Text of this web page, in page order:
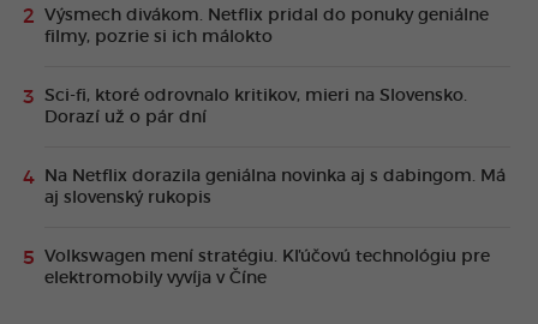
Výsmech divákom. Netflix pridal do ponuky geniálne
filmy, pozrie si ich málokto
Sci-fi, ktoré odrovnalo kritikov, mieri na Slovensko.
Dorazí už o pár dní
Na Netflix dorazila geniálna novinka aj s dabingom. Má
aj slovenský rukopis
Volkswagen mení stratégiu. Kľúčovú technológiu pre
elektromobily vyvíja v Číne